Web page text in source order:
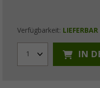
Verfügbarkeit:
1 IN